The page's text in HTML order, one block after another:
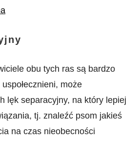
obu tych ras są bardzo
może
lęk separacyjny, na który lepiej
tj. znaleźć psom jakieś
na czas nieobecności